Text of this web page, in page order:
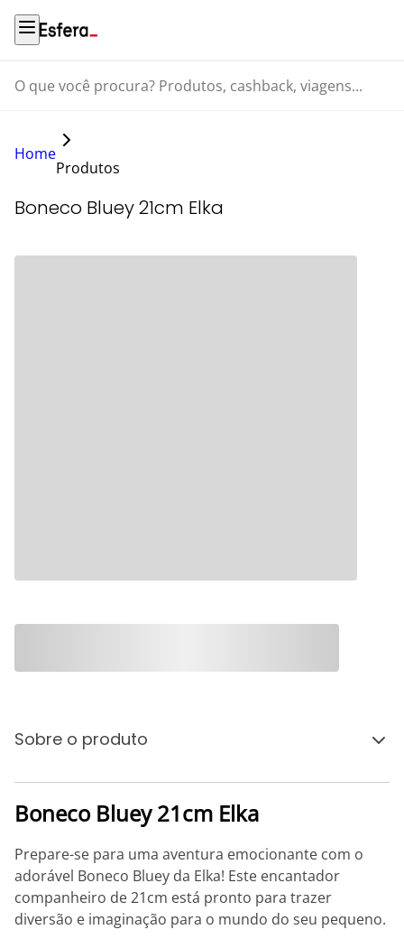
O que você procura? Produtos, cashback, viagens...
Home
Produtos
Boneco Bluey 21cm Elka
Sobre o produto
Boneco Bluey 21cm Elka
Prepare-se para uma aventura emocionante com o
adorável Boneco Bluey da Elka! Este encantador
companheiro de 21cm está pronto para trazer
diversão e imaginação para o mundo do seu pequeno.